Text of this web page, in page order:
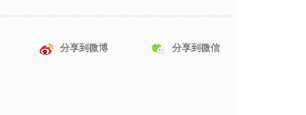
分享到微博 分享到微信